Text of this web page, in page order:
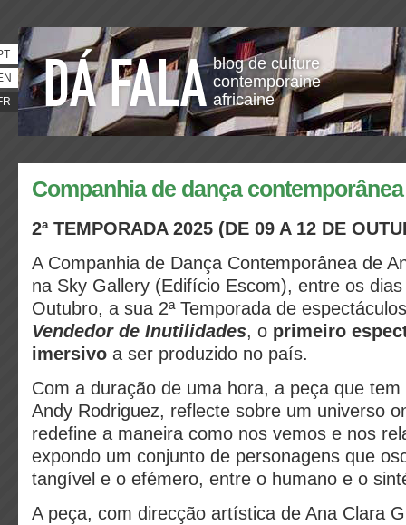
blog de culture
contemporaine
africaine
Companhia de dança
2ª TEMPORADA 2025 (DE 09 A 12 DE O
A Companhia de Dança Contemporânea de
na Sky Gallery (Edifício Escom), entre os
Outubro, a sua 2ª Temporada de
Vendedor de Inutilidades, o primeiro
imersivo a ser produzido no país.
Com a duração de uma hora, a peça que
Andy Rodriguez, reflecte sobre um universo
redefine a maneira como nos vemos e nos
expondo um conjunto de personagens que
tangível e o efémero, entre o humano e o
A peça, com direcção artística de Ana Clara